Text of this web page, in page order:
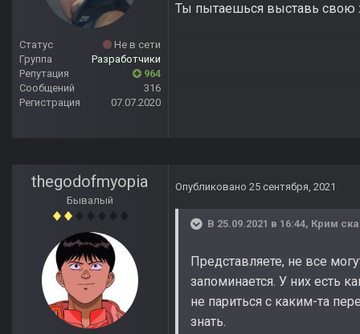
Статус
Не в сети
Группа
Разработчики
Репутация
964
Сообщений
316
Регистрация
07.07.2020
Ты пытаешься выставь свою
thegodofmyopia
Бывалый
Опубликовано 25 сентября, 2021
В 25.09.2021 в 16:44, Крим
Представляете, не все
запоминается. У них есть
не париться с каким-та
знать.